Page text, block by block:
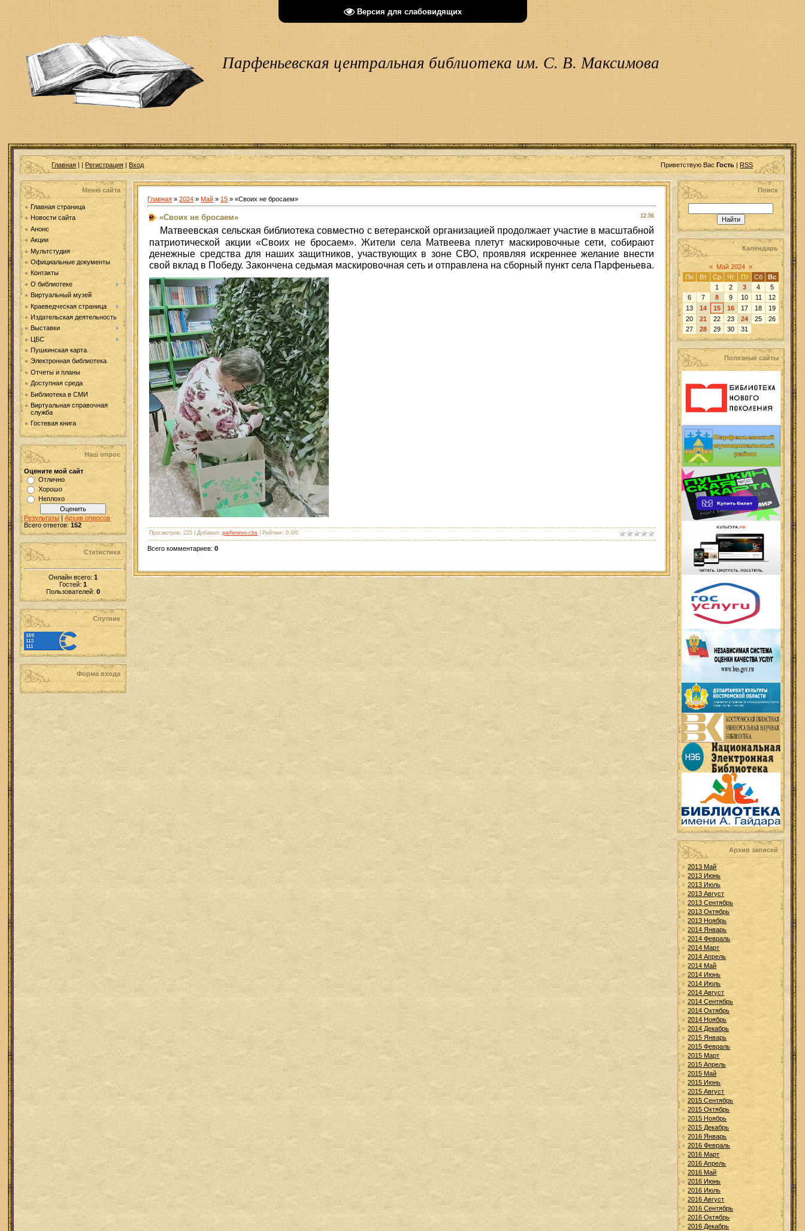
Версия для слабовидящих
Парфеньевская центральная библиотека им. С. В. Максимова
Главная | |Регистрация |Вход Приветствую Вас Гость | RSS
Меню сайта
Главная страница
Новости сайта
Анонс
Акции
Мультстудия
Официальные документы
Контакты
О библиотеке
Виртуальный музей
Краеведческая страница
Издательская деятельность
Выставки
ЦБС
Пушкинская карта
Электронная библиотека
Отчеты и планы
Доступная среда
Библиотека в СМИ
Виртуальная справочная
служба
Гостевая книга
Наш опрос
Оцените мой сайт
Отлично
Хорошо
Неплохо
Результаты |Архив опросов
Всего ответов:152
Статистика
Онлайн всего:1
Гостей:1
Пользователей:0
Спутник
Форма входа
Главная »2024 » Май » 15 » «Своих не бросаем»
12:56
«Своих не бросаем»
Матвеевская сельская библиотека совместно с ветеранской организацией продолжает участие в масштабной
патриотической акции «Своих не бросаем». Жители села Матвеева плетут маскировочные сети, собирают
денежные средства для наших защитников, участвующих в зоне СВО, проявляя искреннее желание внести
свой вклад в Победу. Закончена седьмая маскировочная сеть и отправлена на сборный пункт села Парфеньева.
Просмотров: 225 | Добавил:parfenevo-cbs Рейтинг:0.0/0
Всего комментариев:0
Поиск
Календарь
« Май 2024 »
Пн
Вт Ср Чт Пт Сб
Вс
1
2 3 4
5
6
7 8 9 10 11
12
13
14 15 16 17 18
19
20
21 22 23 24 25
26
27
28 29 30 31
Полезные сайты
Архив записей
2013 Май
2013 Июнь
2013 Июль
2013 Август
2013 Сентябрь
2013 Октябрь
2013 Ноябрь
2014 Январь
2014 Февраль
2014 Март
2014 Апрель
2014 Май
2014 Июнь
2014 Июль
2014 Август
2014 Сентябрь
2014 Октябрь
2014 Ноябрь
2014 Декабрь
2015 Январь
2015 Февраль
2015 Март
2015 Апрель
2015 Май
2015 Июнь
2015 Август
2015 Сентябрь
2015 Октябрь
2015 Ноябрь
2015 Декабрь
2016 Январь
2016 Февраль
2016 Март
2016 Апрель
2016 Май
2016 Июнь
2016 Июль
2016 Август
2016 Сентябрь
2016 Октябрь
2016 Декабрь